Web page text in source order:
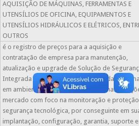
AQUISIÇÃO DE MÁQUINAS, FERRAMENTAS E
UTENSÍLIOS DE OFICINA, EQUIPAMENTOS E
UTENSÍLIOS HIDRÁULICOS E ELÉTRICOS,
OUTROS
é o registro de preços para a aquisição e
contratação de empresa para manutenção,
atualização e upgrade de Solução de
Integrada e gerenciamento Seguro da
em ambiente corporativo, baseado nas
mercado com foco na monitoração e
segurança tecnológica, por conseguinte em
implantação, configuração, garantia, suporte e